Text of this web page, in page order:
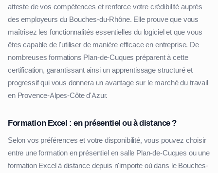
atteste de vos compétences et renforce votre crédibilité auprès
des employeurs du Bouches-du-Rhône. Elle prouve que vous
maîtrisez les fonctionnalités essentielles du logiciel et que vous
êtes capable de l'utiliser de manière efficace en entreprise. De
nombreuses formations Plan-de-Cuques préparent à cette
certification, garantissant ainsi un apprentissage structuré et
progressif qui vous donnera un avantage sur le marché du travail
en Provence-Alpes-Côte d'Azur.
Formation Excel : en présentiel ou à distance ?
Selon vos préférences et votre disponibilité, vous pouvez choisir
entre une formation en présentiel en salle Plan-de-Cuques ou une
formation Excel à distance depuis n'importe où dans le Bouches-